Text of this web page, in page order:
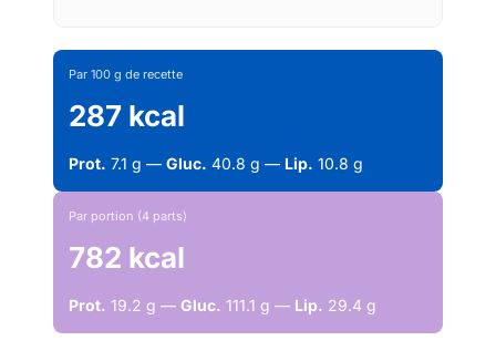
Par 100 g de recette
287 kcal
Prot. 7.1 g — Gluc. 40.8 g — Lip. 10.8 g
Par portion (4 parts)
782 kcal
Prot. 19.2 g — Gluc. 111.1 g — Lip. 29.4 g